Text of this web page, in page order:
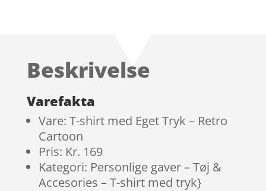
kundebed
Beskrivelse
Varefakta
Vare: T-shirt med Eget Tryk – Retro
Cartoon
Pris: Kr. 169
Kategori: Personlige gaver – Tøj &
Accesories – T-shirt med tryk}